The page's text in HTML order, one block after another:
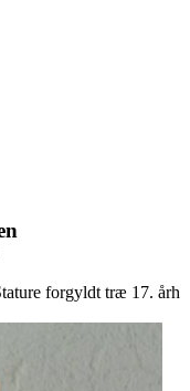
forgyldt træ 17. årh